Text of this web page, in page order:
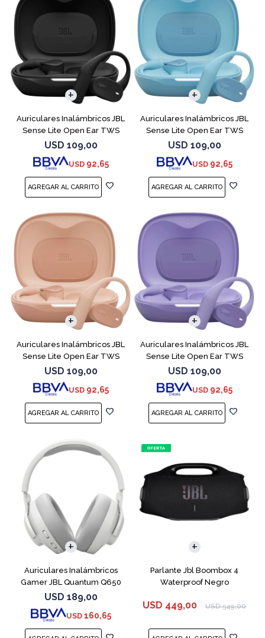
Auriculares Inalámbricos JBL
Sense Lite Open Ear TWS
Negro
USD 109,00
USD 92,65
Auriculares Inalámbricos JBL
Sense Lite Open Ear TWS
Azul
USD 109,00
USD 92,65
Auriculares Inalámbricos JBL
Sense Lite Open Ear TWS
Beige
USD 109,00
USD 92,65
Auriculares Inalámbricos JBL
Sense Lite Open Ear TWS
Purple
USD 109,00
USD 92,65
Auriculares Inalámbricos
Gamer JBL Quantum Q650
Blanco
USD 189,00
USD 160,65
Parlante Jbl Boombox 4
Waterproof Negro
USD 449,00 USD 549,00